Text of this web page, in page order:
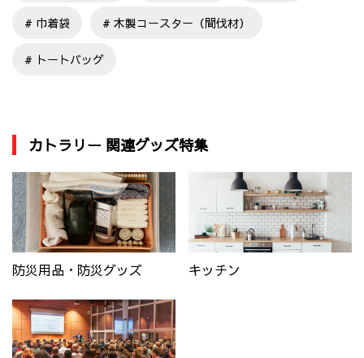
巾着袋 木製コースター（間伐材）
トートバッグ
カトラリー 関連グッズ特集
防災用品・防災グッズ キッチン